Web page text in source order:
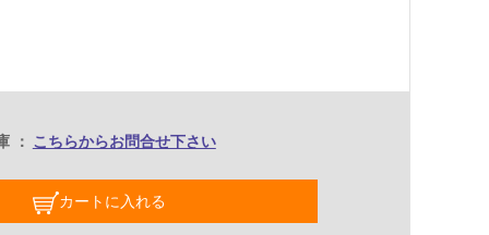
こちらからお問合せ下さい
カートに入れる